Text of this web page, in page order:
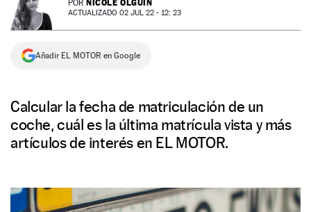
NEWSLETTER
SÍGUENOS
POR NICOLE OLGUÍN
ACTUALIZADO 02 JUL 22 - 12: 23
Añadir EL MOTOR en Google
Calcular la fecha de matriculación de un
coche, cuál es la última matrícula vista y más
artículos de interés en EL MOTOR.